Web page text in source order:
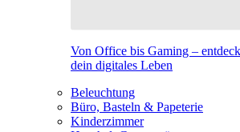
Von Office bis Gaming –
dein digitales Leben
Beleuchtung
Büro, Basteln & Papeterie
Kinderzimmer